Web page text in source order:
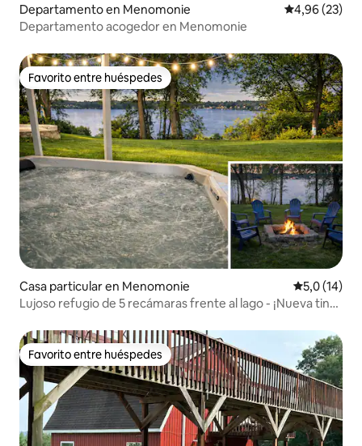
Departamento en Menomonie Calificación
4,96 (23)
Departamento acogedor en Menomonie
Favorito entre huéspedes
Favorito entre huéspedes
Casa particular en Menomonie Calificación
5,0 (14)
Lujoso refugio de 5 recámaras frente al lago - ¡Nueva tina
Favorito entre huéspedes
Favorito entre huéspedes